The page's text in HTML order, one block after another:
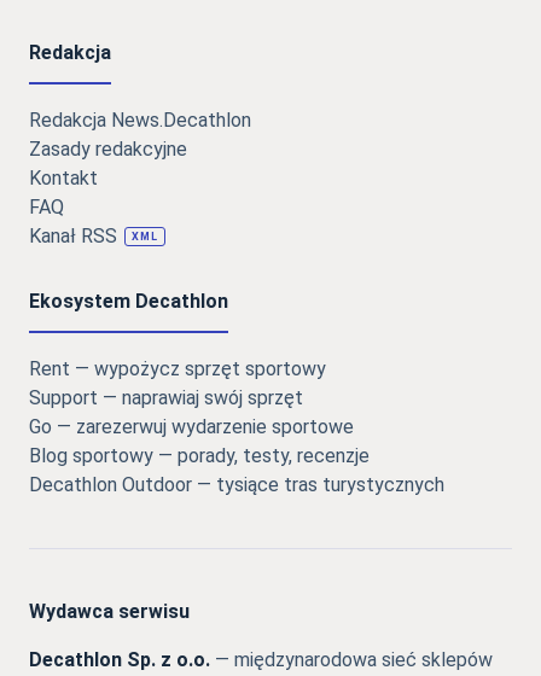
Redakcja
Redakcja News.Decathlon
Zasady redakcyjne
Kontakt
FAQ
Kanał RSS
XML
Ekosystem Decathlon
Rent — wypożycz sprzęt sportowy
Support — naprawiaj swój sprzęt
Go — zarezerwuj wydarzenie sportowe
Blog sportowy — porady, testy, recenzje
Decathlon Outdoor — tysiące tras turystycznych
Wydawca serwisu
Decathlon Sp. z o.o. — międzynarodowa sieć sklepów